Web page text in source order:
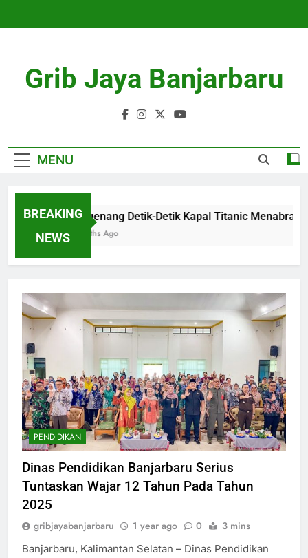
Grib Jaya Banjarbaru
MENU
BREAKING
NEWS
Mengenang Detik-Detik Kapal Titanic Menabrak
4 Months Ago
PENDIDIKAN
Dinas Pendidikan Banjarbaru Serius
Tuntaskan Wajar 12 Tahun Pada Tahun
2025
gribjayabanjarbaru 1 year ago 0 3 mins
Banjarbaru, Kalimantan Selatan – Dinas Pendidikan